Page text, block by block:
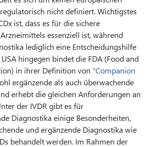
nicht definiert. Wichtigstes
ist, dass es für die sichere
essenziell ist, während
lediglich eine Entscheidungshilfe
hingegen bindet die FDA (Food and
in ihrer Definition von "Companion
ergänzende als auch überwachende
erhebt die gleichen Anforderungen an
der IVDR gibt es für
Diagnostika einige Besonderheiten,
und ergänzende Diagnostika wie
behandelt werden. Im Rahmen der